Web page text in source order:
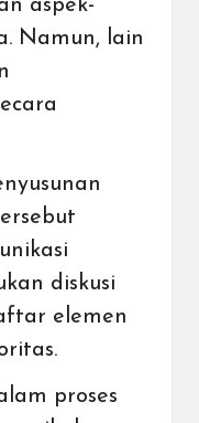
aspek-
Namun, lain
diskusi
elemen
proses